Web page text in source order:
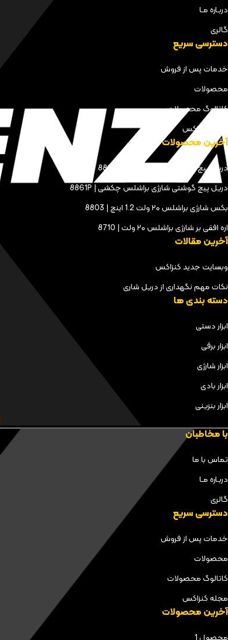
دربـاره مـا
گالری
دسترسی سریع
خدمات پس از فروش
محصولات
کاتالوگ محصولات
مجله کنزاکس
آخرین محصولات
دریل پیچ گوشتی شارژی براشلس | 8898
دریل پیچ گوشتی شارژی براشلس چکشی | 8861P
بکس شارژی براشلس ۲۰ ولت 1.2 اینچ | 8803
اره افقی بر شارژی براشلس ۲۰ ولت | 8710
آخرین مقالات
وبسایت جدید کنزاکس
نکات مهم نگهداری از دریل شاری
دسته بندی ها
ابزار دستی
ابزار برقی
ابزار شارژی
ابزار بادی
ابزار بنزینی
با مخاطبان
تماس با ما
دربـاره مـا
گالری
دسترسی سریع
خدمات پس از فروش
محصولات
کاتالوگ محصولات
مجله کنزاکس
آخرین محصولات